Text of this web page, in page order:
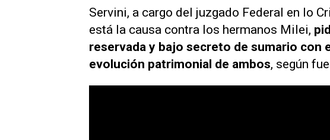
Servini, a cargo del juzgado Federal en lo
está la causa contra los hermanos Milei,
reservada y bajo secreto de sumario con
evolución patrimonial de ambos, según